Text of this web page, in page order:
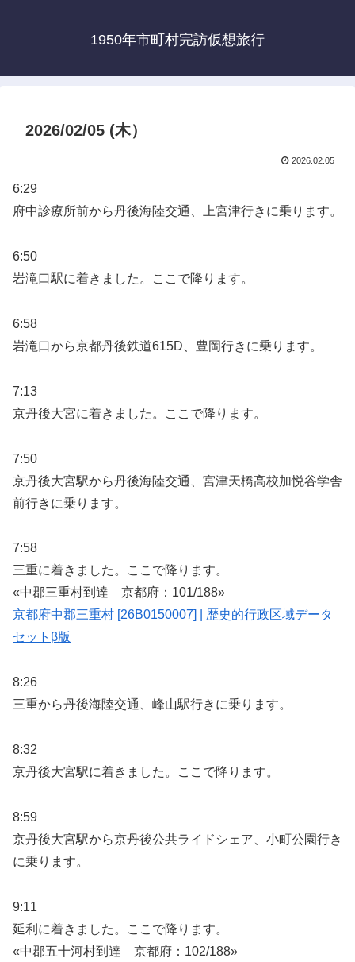
1950年市町村完訪仮想旅行
2026/02/05 (木）
2026.02.05
6:29
府中診療所前から丹後海陸交通、上宮津行きに乗ります。
6:50
岩滝口駅に着きました。ここで降ります。
6:58
岩滝口から京都丹後鉄道615D、豊岡行きに乗ります。
7:13
京丹後大宮に着きました。ここで降ります。
7:50
京丹後大宮駅から丹後海陸交通、宮津天橋高校加悦谷学舎
前行きに乗ります。
7:58
三重に着きました。ここで降ります。
«中郡三重村到達 京都府：101/188»
京都府中郡三重村 [26B0150007] | 歴史的行政区域データ
セットβ版
8:26
三重から丹後海陸交通、峰山駅行きに乗ります。
8:32
京丹後大宮駅に着きました。ここで降ります。
8:59
京丹後大宮駅から京丹後公共ライドシェア、小町公園行き
に乗ります。
9:11
延利に着きました。ここで降ります。
«中郡五十河村到達 京都府：102/188»